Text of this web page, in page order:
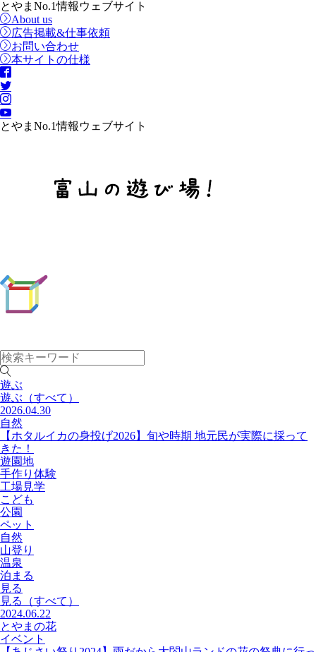
とやまNo.1情報ウェブサイト
About us
広告掲載&仕事依頼
お問い合わせ
本サイトの仕様
とやまNo.1情報ウェブサイト
遊ぶ
遊ぶ （すべて）
2026.04.30
自然
【ホタルイカの身投げ2026】旬や時期 地元民が実際に採って
きた！
遊園地
手作り体験
工場見学
こども
公園
ペット
自然
山登り
温泉
泊まる
見る
見る
（すべて）
2024.06.22
とやまの花
イベント